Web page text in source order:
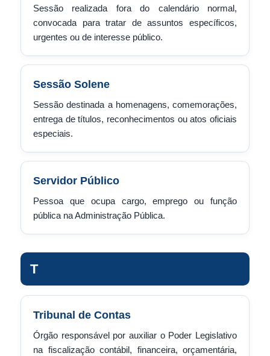
Sessão realizada fora do calendário normal,
convocada para tratar de assuntos específicos,
urgentes ou de interesse público.
Sessão Solene
Sessão destinada a homenagens, comemorações,
entrega de títulos, reconhecimentos ou atos oficiais
especiais.
Servidor Público
Pessoa que ocupa cargo, emprego ou função
pública na Administração Pública.
T
Tribunal de Contas
Órgão responsável por auxiliar o Poder Legislativo
na fiscalização contábil, financeira, orçamentária,